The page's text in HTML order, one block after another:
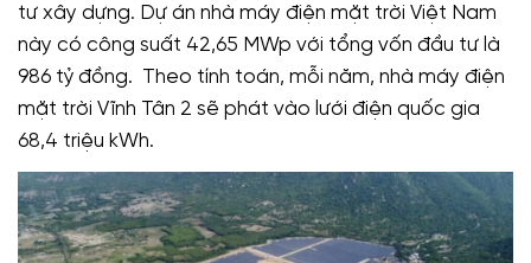
tư xây dựng. Dự án nhà máy điện mặt trời Việt Nam
này có công suất 42,65 MWp với tổng vốn đầu tư là
986 tỷ đồng. Theo tính toán, mỗi năm, nhà máy điện
mặt trời Vĩnh Tân 2 sẽ phát vào lưới điện quốc gia
68,4 triệu kWh.